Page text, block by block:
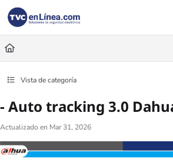
Documentation Index
Fetch the complete documentation index at:
Use this file to discover all available pages before
Vista de categoría
- Auto tracking 3.0
Actualizado en Mar 31, 2026